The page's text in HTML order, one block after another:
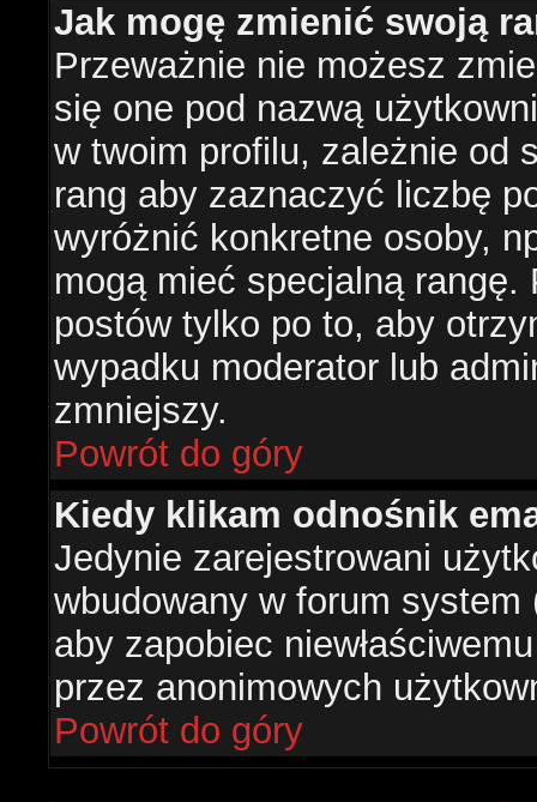
Jak mogę zmienić swoją
Przeważnie nie możesz
się one pod nazwą
w twoim profilu, zależnie od
rang aby zaznaczyć liczbę
wyróżnić konkretne osoby,
mogą mieć specjalną
postów tylko po to, aby
wypadku moderator lub
zmniejszy.
Powrót do góry
Kiedy klikam odnośnik
Jedynie zarejestrowani
wbudowany w forum system
aby zapobiec
przez anonimowych
Powrót do góry